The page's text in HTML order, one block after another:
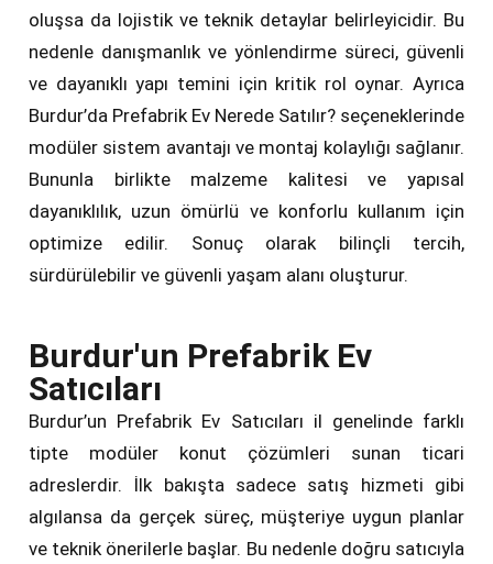
oluşsa da lojistik ve teknik detaylar belirleyicidir. Bu
nedenle danışmanlık ve yönlendirme süreci, güvenli
ve dayanıklı yapı temini için kritik rol oynar. Ayrıca
Burdur’da Prefabrik Ev Nerede Satılır? seçeneklerinde
modüler sistem avantajı ve montaj kolaylığı sağlanır.
Bununla birlikte malzeme kalitesi ve yapısal
dayanıklılık, uzun ömürlü ve konforlu kullanım için
optimize edilir. Sonuç olarak bilinçli tercih,
sürdürülebilir ve güvenli yaşam alanı oluşturur.
Burdur'un Prefabrik Ev
Satıcıları
Burdur’un Prefabrik Ev Satıcıları il genelinde farklı
tipte modüler konut çözümleri sunan ticari
adreslerdir. İlk bakışta sadece satış hizmeti gibi
algılansa da gerçek süreç, müşteriye uygun planlar
ve teknik önerilerle başlar. Bu nedenle doğru satıcıyla